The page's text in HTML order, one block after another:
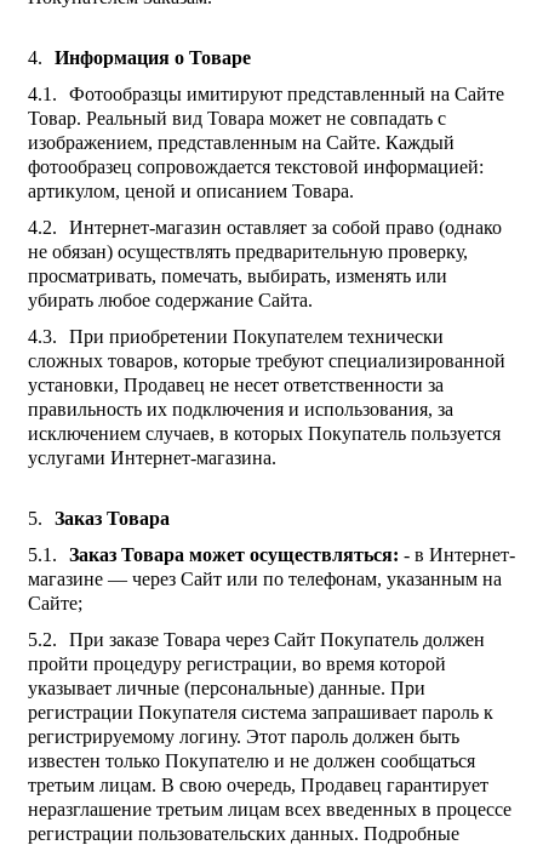
Информация о Товаре
Фотообразцы имитируют представленный на Сайте
Товар. Реальный вид Товара может не совпадать с
изображением, представленным на Сайте. Каждый
фотообразец сопровождается текстовой информацией:
артикулом, ценой и описанием Товара.
Интернет-магазин оставляет за собой право (однако
не обязан) осуществлять предварительную проверку,
просматривать, помечать, выбирать, изменять или
убирать любое содержание Сайта.
При приобретении Покупателем технически
сложных товаров, которые требуют специализированной
установки, Продавец не несет ответственности за
правильность их подключения и использования, за
исключением случаев, в которых Покупатель пользуется
услугами Интернет-магазина.
Заказ Товара
Заказ Товара может осуществляться: - в Интернет-
магазине — через Сайт или по телефонам, указанным на
Сайте;
При заказе Товара через Сайт Покупатель должен
пройти процедуру регистрации, во время которой
указывает личные (персональные) данные. При
регистрации Покупателя система запрашивает пароль к
регистрируемому логину. Этот пароль должен быть
известен только Покупателю и не должен сообщаться
третьим лицам. В свою очередь, Продавец гарантирует
неразглашение третьим лицам всех введенных в процессе
регистрации пользовательских данных. Подробные